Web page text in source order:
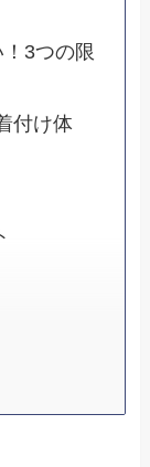
3つの限
付け体